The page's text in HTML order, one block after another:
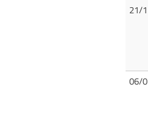
21/
06/